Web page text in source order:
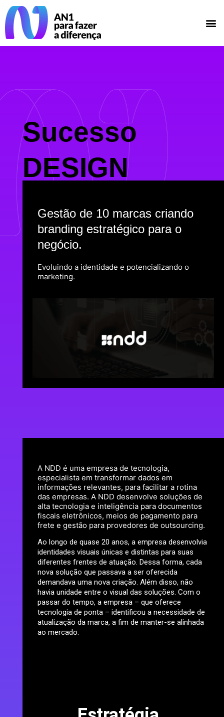
Sucesso
DESIGN
Gestão de 10 marcas criando
branding estratégico para o
negócio.
Evoluindo a identidade e potencializando o
marketing.
A NDD é uma empresa de tecnologia,
especialista em transformar dados em
informações relevantes, para facilitar a rotina
das empresas. A NDD desenvolve soluções de
alta tecnologia e inteligência para documentos
fiscais eletrônicos, meios de pagamento para
frete e gestão para provedores de outsourcing.
Ao longo de quase 20 anos, a empresa desenvolvia
identidades visuais únicas e distintas para suas
diferentes frentes de atuação. Dessa forma, cada
nova solução que passava a ser oferecida
demandava uma nova criação. Além disso, não
havia unidade entre o visual das soluções. Com o
passar do tempo, a empresa – que oferece
tecnologia de ponta – identificou a necessidade de
atualização da marca, a fim de manter-se alinhada
ao mercado.